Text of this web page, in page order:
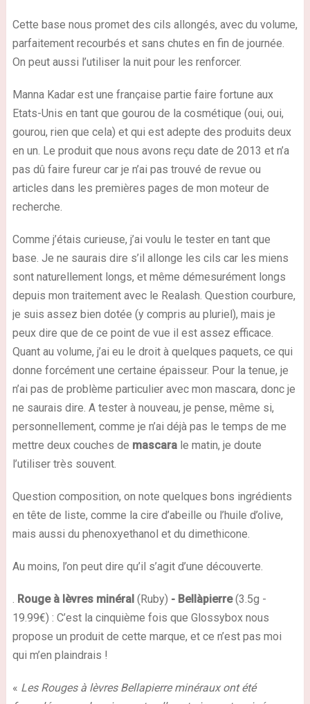
Cette base nous promet des cils allongés, avec du volume,
parfaitement recourbés et sans chutes en fin de journée.
On peut aussi l’utiliser la nuit pour les renforcer.
Manna Kadar est une française partie faire fortune aux
Etats-Unis en tant que gourou de la cosmétique (oui, oui,
gourou, rien que cela) et qui est adepte des produits deux
en un. Le produit que nous avons reçu date de 2013 et n’a
pas dû faire fureur car je n’ai pas trouvé de revue ou
articles dans les premières pages de mon moteur de
recherche.
Comme j’étais curieuse, j’ai voulu le tester en tant que
base. Je ne saurais dire s’il allonge les cils car les miens
sont naturellement longs, et même démesurément longs
depuis mon traitement avec le Realash. Question courbure,
je suis assez bien dotée (y compris au pluriel), mais je
peux dire que de ce point de vue il est assez efficace.
Quant au volume, j’ai eu le droit à quelques paquets, ce qui
donne forcément une certaine épaisseur. Pour la tenue, je
n’ai pas de problème particulier avec mon mascara, donc je
ne saurais dire. A tester à nouveau, je pense, même si,
personnellement, comme je n’ai déjà pas le temps de me
mettre deux couches de mascarale matin, je doute
l’utiliser très souvent.
Question composition, on note quelques bons ingrédients
en tête de liste, comme la cire d’abeille ou l’huile d’olive,
mais aussi du phenoxyethanol et du dimethicone.
Au moins, l’on peut dire qu’il s’agit d’une découverte.
. Rouge à lèvres minéral (Ruby) - Bellàpierre(3.5g -
19.99€) : C’est la cinquième fois que Glossybox nous
propose un produit de cette marque, et ce n’est pas moi
qui m’en plaindrais !
« Les Rouges à lèvres Bellapierre minéraux ont été